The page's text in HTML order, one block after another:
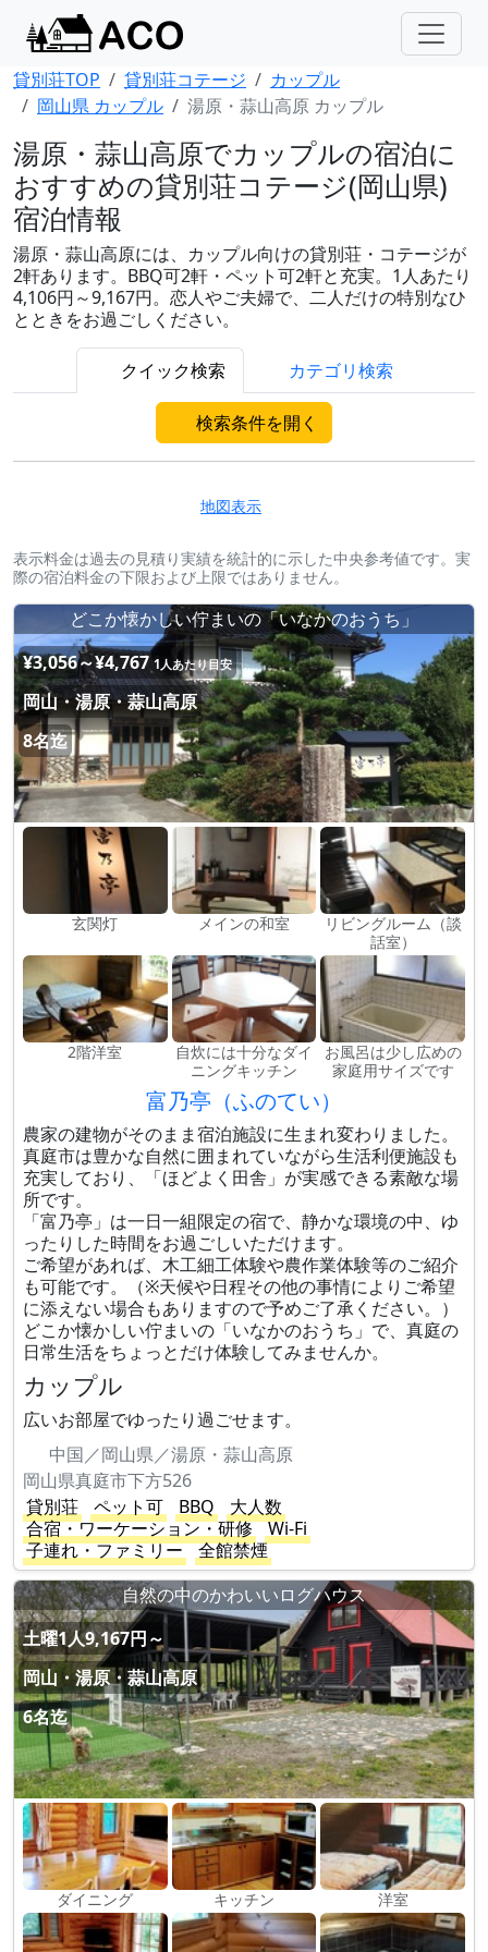
貸別荘TOP 貸別荘コテージ
カップル
岡山県 カップル
湯原・蒜山高原 カップル
湯原・蒜山高原でカップルの宿泊に
おすすめの貸別荘コテージ(岡山県)
宿泊情報
湯原・蒜山高原には、カップル向けの貸別荘・コテージが
2軒あります。BBQ可2軒・ペット可2軒と充実。1人あたり
4,106円～9,167円。恋人やご夫婦で、二人だけの特別なひ
とときをお過ごしください。
クイック検索 カテゴリ検索
検索条件を開く
地図表示
表示料金は過去の見積り実績を統計的に示した中央参考値です。実
際の宿泊料金の下限および上限ではありません。
どこか懐かしい佇まいの「いなかのおうち」
¥3,056～¥4,767 1人あたり目安
岡山・湯原・蒜山高原
8名迄
玄関灯 メインの和室
リビングルーム（談
話室）
2階洋室
自炊には十分なダイ
ニングキッチン
お風呂は少し広めの
家庭用サイズです
富乃亭（ふのてい）
農家の建物がそのまま宿泊施設に生まれ変わりました。
真庭市は豊かな自然に囲まれていながら生活利便施設も
充実しており、「ほどよく田舎」が実感できる素敵な場
所です。
「富乃亭」は一日一組限定の宿で、静かな環境の中、ゆ
ったりした時間をお過ごしいただけます。
ご希望があれば、木工細工体験や農作業体験等のご紹介
も可能です。（※天候や日程その他の事情によりご希望
に添えない場合もありますので予めご了承ください。）
どこか懐かしい佇まいの「いなかのおうち」で、真庭の
日常生活をちょっとだけ体験してみませんか。
カップル
広いお部屋でゆったり過ごせます。
中国／岡山県／湯原・蒜山高原
岡山県真庭市下方526
貸別荘
ペット可 BBQ
大人数
合宿・ワーケーション・研修
Wi-Fi
子連れ・ファミリー
全館禁煙
自然の中のかわいいログハウス
土曜1人9,167円～
岡山・湯原・蒜山高原
6名迄
ダイニング キッチン 洋室